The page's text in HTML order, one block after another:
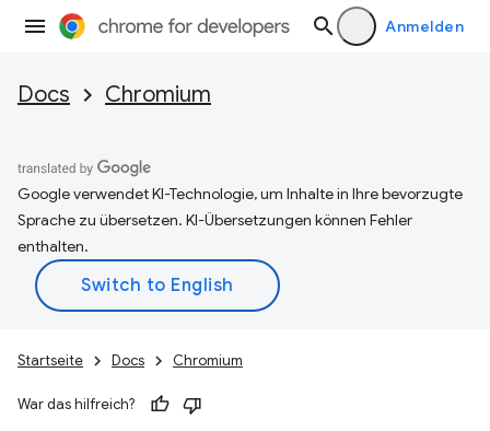
Anmelden
Docs Chromium
Google verwendet KI-Technologie, um Inhalte in Ihre bevorzugte
Sprache zu übersetzen. KI-Übersetzungen können Fehler
enthalten.
Startseite Docs Chromium
War das hilfreich?